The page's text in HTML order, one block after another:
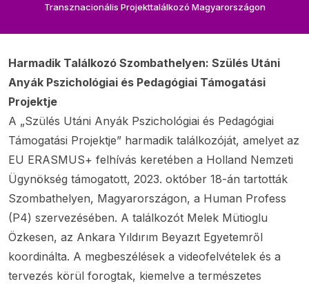
Transznacionális Projekttalálkozó Magyarországon
Harmadik Találkozó Szombathelyen: Szülés Utáni
Anyák Pszichológiai és Pedagógiai Támogatási
Projektje
A „Szülés Utáni Anyák Pszichológiai és Pedagógiai
Támogatási Projektje” harmadik találkozóját, amelyet az
EU ERASMUS+ felhívás keretében a Holland Nemzeti
Ügynökség támogatott, 2023. október 18-án tartották
Szombathelyen, Magyarországon, a Human Profess
(P4) szervezésében. A találkozót Melek Mütioglu
Özkesen, az Ankara Yıldırım Beyazıt Egyetemről
koordinálta. A megbeszélések a videofelvételek és a
tervezés körül forogtak, kiemelve a természetes